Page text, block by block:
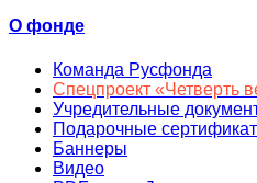
О фонде
Команда Русфонда
Спецпроект «Четверть
Учредительные
Подарочные
Баннеры
Видео